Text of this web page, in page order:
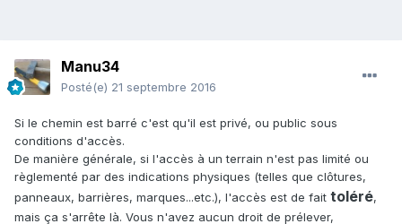
Manu34
Posté(e) 21 septembre 2016
Si le chemin est barré c'est qu'il est privé, ou public sous
conditions d'accès.
De manière générale, si l'accès à un terrain n'est pas limité ou
règlementé par des indications physiques (telles que clôtures,
panneaux, barrières, marques...etc.), l'accès est de fait toléré,
mais ça s'arrête là. Vous n'avez aucun droit de prélever,